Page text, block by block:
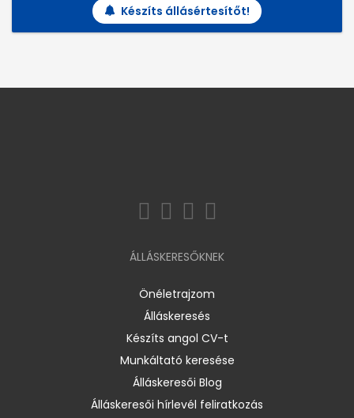
Készíts állásértesítőt!
ÁLLÁSKERESŐKNEK
Önéletrajzom
Álláskeresés
Készíts angol CV-t
Munkáltató keresése
Álláskeresői Blog
Álláskeresői hírlevél feliratkozás